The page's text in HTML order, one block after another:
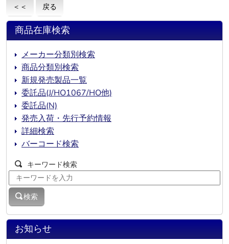
＜＜ 戻る
お知らせ
商品在庫検索
メーカー分類別検索
商品分類別検索
新規発売製品一覧
委託品(J/HO1067/HO他)
委託品(N)
発売入荷・先行予約情報
詳細検索
バーコード検索
キーワード検索
検索